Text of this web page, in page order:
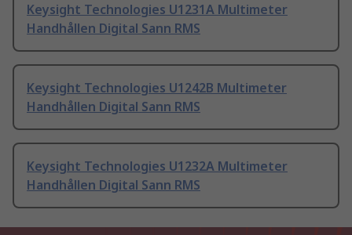
Keysight Technologies U1231A Multimeter
Handhållen Digital Sann RMS
Keysight Technologies U1242B Multimeter
Handhållen Digital Sann RMS
Keysight Technologies U1232A Multimeter
Handhållen Digital Sann RMS